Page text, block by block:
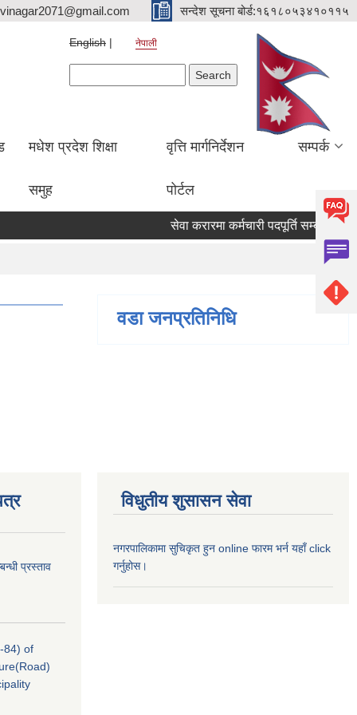
सन्देश सूचना बोर्ड:१६१८०५३४१०११५
English नेपाली
मधेश प्रदेश शिक्षा
समुह
वृत्ति मार्गनिर्देशन
पोर्टल
सम्पर्क
सेवा करारमा कर्मचारी पदपूर्ति सम्बन्धी सूचना
वडा जनप्रतिनिधि
प्रस्ताव
84) of
विधुतीय शुसासन सेवा
नगरपालिकामा सुचिकृत हुन online फारम भर्न यहाँ click
गर्नुहोस।